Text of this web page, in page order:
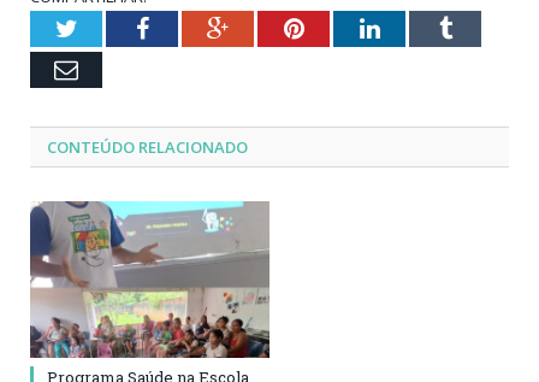
TwitterFacebookGoogle+PinterestLinkedInTumblr
Email
CONTEÚDO RELACIONADO
Programa Saúde na Escola